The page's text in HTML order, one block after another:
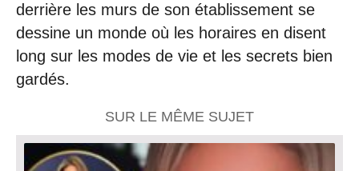
derrière les murs de son établissement se
dessine un monde où les horaires en disent
long sur les modes de vie et les secrets bien
gardés.
SUR LE MÊME SUJET